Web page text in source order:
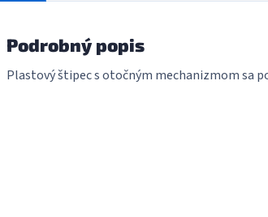
Podrobný popis
Plastový štipec s otočným mechanizmom sa